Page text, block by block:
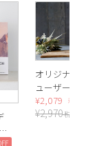
オリジナルデ
ューザー L（
トフローラル
¥2,079 税込
¥2,970税込